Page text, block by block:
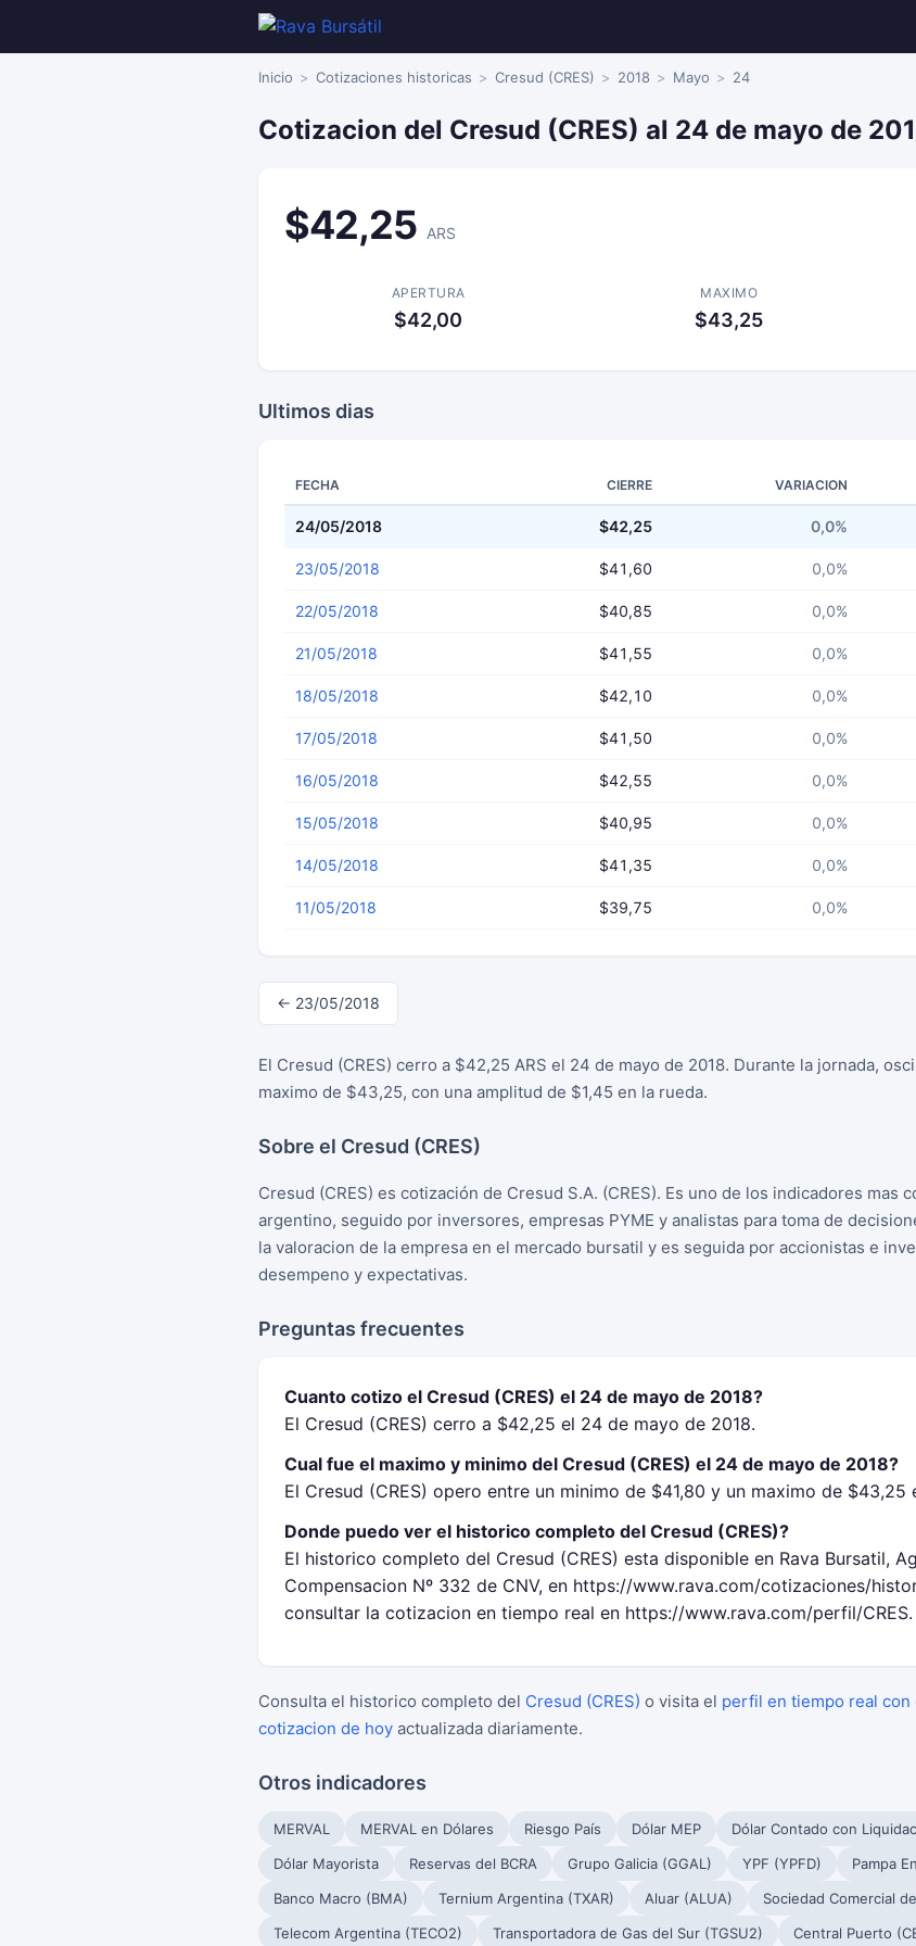
Inicio Cotizaciones historicas Cresud (CRES) 2018 Mayo 24
Cotizacion del Cresud (CRES) al 24 de mayo de
$42,25 ARS
APERTURA
$42,00
MAXIMO
$43,25
Ultimos dias
FECHA CIERRE VARIACION
24/05/2018 $42,25 0,0%
23/05/2018 $41,60 0,0%
22/05/2018 $40,85 0,0%
21/05/2018 $41,55 0,0%
18/05/2018 $42,10 0,0%
17/05/2018 $41,50 0,0%
16/05/2018 $42,55 0,0%
15/05/2018 $40,95 0,0%
14/05/2018 $41,35 0,0%
11/05/2018 $39,75 0,0%
← 23/05/2018
El Cresud (CRES) cerro a $42,25 ARS el 24 de mayo de 2018. Durante la jornada,
maximo de $43,25, con una amplitud de $1,45 en la rueda.
Sobre el Cresud (CRES)
Cresud (CRES) es cotización de Cresud S.A. (CRES). Es uno de los indicadores mas
argentino, seguido por inversores, empresas PYME y analistas para toma de
la valoracion de la empresa en el mercado bursatil y es seguida por accionistas e
desempeno y expectativas.
Preguntas frecuentes
Cuanto cotizo el Cresud (CRES) el 24 de mayo de 2018?
El Cresud (CRES) cerro a $42,25 el 24 de mayo de 2018.
Cual fue el maximo y minimo del Cresud (CRES) el 24 de mayo de 2018?
El Cresud (CRES) opero entre un minimo de $41,80 y un maximo de $43,25
Donde puedo ver el historico completo del Cresud (CRES)?
El historico completo del Cresud (CRES) esta disponible en Rava Bursatil,
Compensacion Nº 332 de CNV, en https://www.rava.com/cotizaciones/
consultar la cotizacion en tiempo real en https://www.rava.com/perfil/CRES.
Consulta el historico completo del Cresud (CRES) o visita el perfil en tiempo real con
cotizacion de hoy actualizada diariamente.
Otros indicadores
MERVAL MERVAL en Dólares Riesgo País Dólar MEP Dólar Contado con
Dólar Mayorista
Reservas del BCRA Grupo Galicia (GGAL) YPF (YPFD) Pampa
Banco Macro (BMA)
Ternium Argentina (TXAR) Aluar (ALUA)
Sociedad Comercial
Telecom Argentina (TECO2)
Transportadora de Gas del Sur (TGSU2) Central Puerto